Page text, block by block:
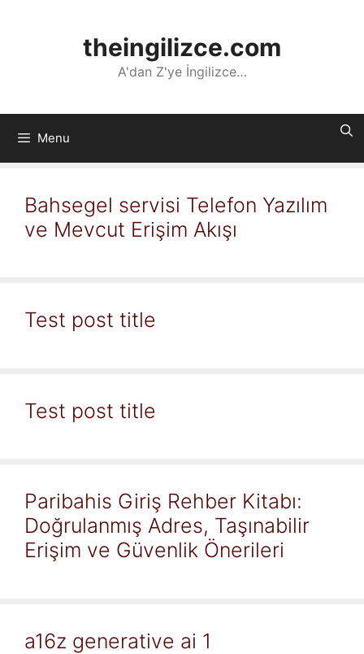
theingilizce.com
A'dan Z'ye İngilizce…
Menu
Bahsegel servisi Telefon Yazılım
ve Mevcut Erişim Akışı
Test post title
Test post title
Paribahis Giriş Rehber Kitabı:
Doğrulanmış Adres, Taşınabilir
Erişim ve Güvenlik Önerileri
a16z generative ai 1